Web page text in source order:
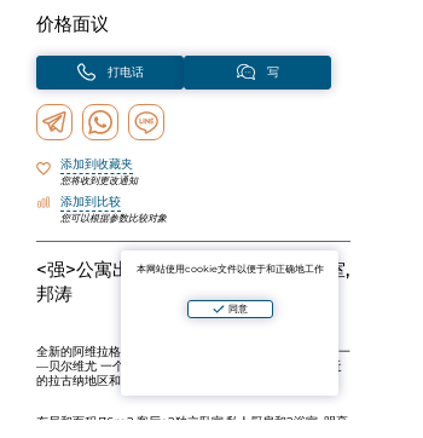
价格面议
打电话 写
添加到收藏夹
您将收到更改通知
添加到比较
您可以根据参数比较对象
<强>公寓出租|贝尔维尤泻湖—2间卧室,
邦涛
全新的阿维拉格式的公寓在普吉岛北部最愉快的复合体之一
—贝尔维尤 一个很好的选择放松，越冬或舒适的生活附近
的拉古纳地区和邦涛海滩。
布局和面积:76m2,客厅+2独立卧室,私人厨房和2浴室. 明亮
本网站使用cookie文件以便于和正确地工作
同意